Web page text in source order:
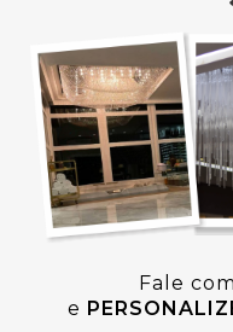
Fale
e